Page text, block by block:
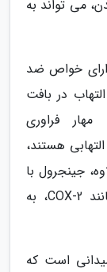
می تواند به
خواص ضد
در بافت
فراوری
هستند،
جینجرول با
مهار فعالیت آنزیم های مسبب التهاب، مانند COX-2، به
است که